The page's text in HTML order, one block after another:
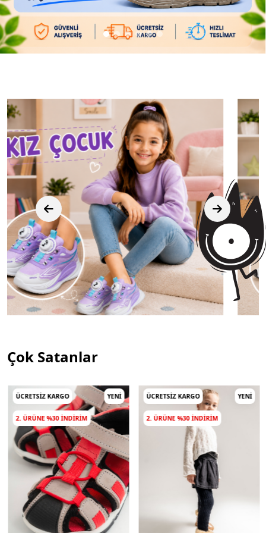
Çok Satanlar
ÜCRETSIZ KARGO YENI
2. ÜRÜNE %30 INDIRIM
ÜCRETSIZ KARGO YENI
2. ÜRÜNE %30 INDIRIM